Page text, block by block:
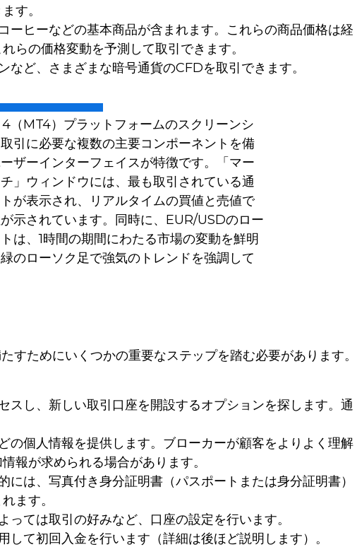
す。
ヒーなどの基本商品が含まれます。これらの商品価格は経
らの価格変動を予測して取引できます。
ど、さまざまな暗号通貨のCFDを取引できます。
MT4）プラットフォームのスクリーンシ
引に必要な複数の主要コンポーネントを備
ザーインターフェイスが特徴です。「マー
」ウィンドウには、最も取引されている通
が表示され、リアルタイムの買値と売値で
示されています。同時に、EUR/USDのロー
は、1時間の期間にわたる市場の変動を鮮明
のローソク足で強気のトレンドを強調して
ためにいくつかの重要なステップを踏む必要があります。
スし、新しい取引口座を開設するオプションを探します。通
の個人情報を提供します。ブローカーが顧客をよりよく理解
報が求められる場合があります。
は、写真付き身分証明書（パスポートまたは身分証明書）
ます。
ては取引の好みなど、口座の設定を行います。
て初回入金を行います（詳細は後ほど説明します）。